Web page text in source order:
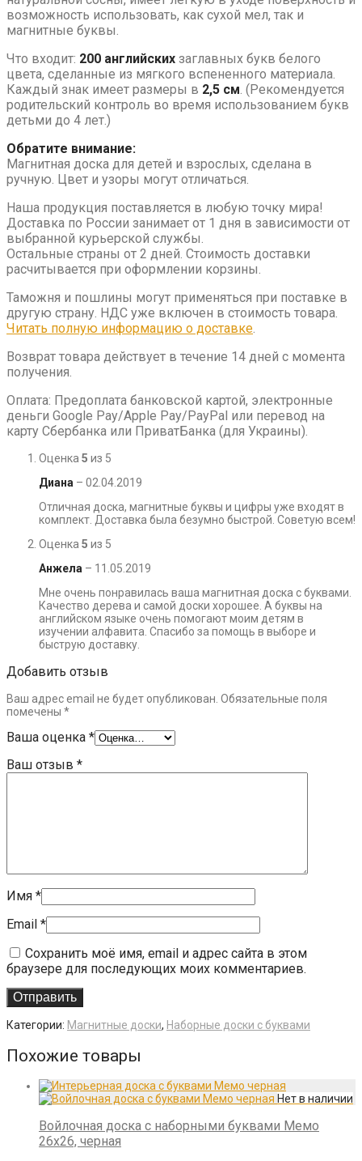
возможность использовать, как сухой мел, так и
магнитные буквы.
Что входит: 200 английских заглавных букв белого
цвета, сделанные из мягкого вспененного материала.
Каждый знак имеет размеры в 2,5 см (Рекомендуется
родительский контроль во время использованием букв
детьми до 4 лет.)
Обратите внимание:
Магнитная доска для детей и взрослых, сделана в
ручную. Цвет и узоры могут отличаться.
Наша продукция поставляется в любую точку мира!
Доставка по России занимает от 1 дня в зависимости от
выбранной курьерской службы.
Остальные страны от 2 дней. Стоимость доставки
расчитывается при оформлении корзины.
Таможня и пошлины могут применяться при поставке в
другую страну. НДС уже включен в стоимость товара.
Читать полную информацию о доставке
Возврат товара действует в течение 14 дней с момента
получения.
Оплата: Предоплата банковской картой, электронные
деньги Google Pay/Apple Pay/PayPal или перевод на
карту Сбербанка или ПриватБанка (для Украины).
Оценка 5 из 5
Диана – 02.04.2019
Отличная доска, магнитные буквы и цифры уже входят в
комплект. Доставка была безумно быстрой. Советую всем!
Оценка 5 из 5
Анжела – 11.05.2019
Мне очень понравилась ваша магнитная доска с буквами.
Качество дерева и самой доски хорошее. А буквы на
английском языке очень помогают моим детям в
изучении алфавита. Спасибо за помощь в выборе и
быструю доставку.
Добавить отзыв
Ваш адрес email не будет опубликован. Обязательные поля
помечены *
Ваша оценка *
Ваш отзыв *
Имя *
Email *
Сохранить моё имя, email и адрес сайта в этом
браузере для последующих моих комментариев.
Категории: Магнитные доски, Наборные доски с буквами
Похожие товары
Войлочная доска с наборными буквами Мемо
26х26, черная